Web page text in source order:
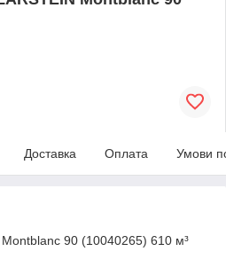
Доставка Оплата Умови
90 (10040265) 610 м³